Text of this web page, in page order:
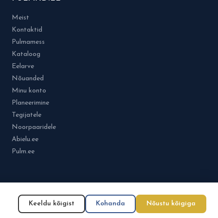
Meist
Kontaktid
Pulmamess
Kataloog
Eelarve
Nõuanded
Minu konto
Planeerimine
Tegijatele
Noorpaaridele
Abielu.ee
Pulm.ee
KasutustingimusedKüpsisepoliitikaPrivaatsuspoliitika
Keeldu kõigist Kohanda Nõustu kõigiga